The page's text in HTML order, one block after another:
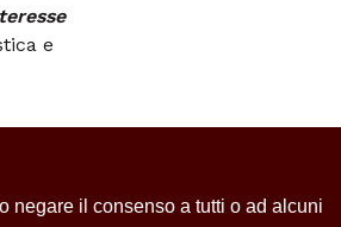
e
negare il consenso a tutti o ad alcuni